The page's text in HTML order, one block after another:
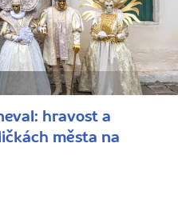
hravost a
města na